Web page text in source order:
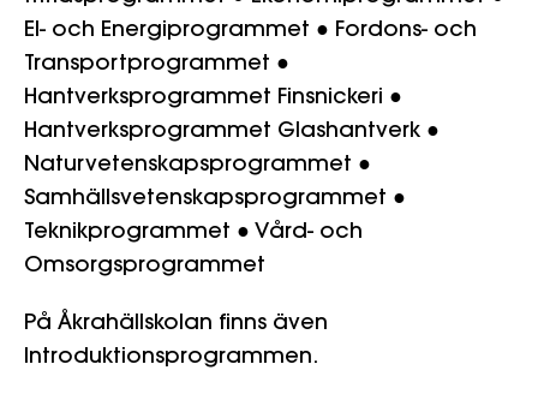
El- och Energiprogrammet ● Fordons- och
Transportprogrammet ●
Hantverksprogrammet Finsnickeri ●
Hantverksprogrammet Glashantverk ●
Naturvetenskapsprogrammet ●
Samhällsvetenskapsprogrammet ●
Teknikprogrammet ● Vård- och
Omsorgsprogrammet
På Åkrahällskolan finns även
Introduktionsprogrammen.